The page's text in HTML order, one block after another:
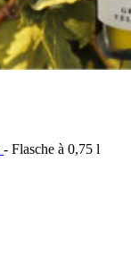
- Flasche à 0,75 l